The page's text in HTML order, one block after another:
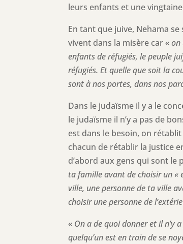
leurs enfants et une
En tant que juive, Nehama
vivent dans la misère car «on
enfants de réfugiés, le peuple
réfugiés. Et quelle que soit la
sont à nos portes, dans nos
Dans le judaïsme il y a le
le judaïsme il n’y a pas de
est dans le besoin, on rétablit
chacun de rétablir la justice
d’abord aux gens qui sont
ta famille avant de choisir un «
ville, une personne de ta ville
choisir une personne de
« On a de quoi donner et il n’y
quelqu’un est en train de se